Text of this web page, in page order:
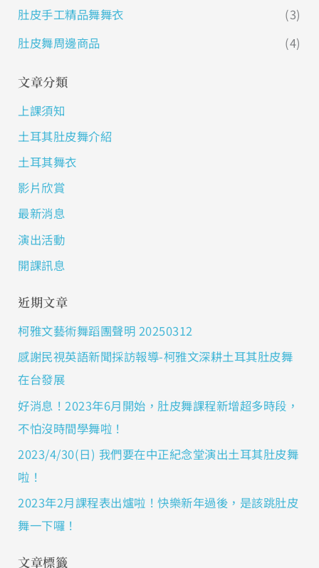
肚皮手工精品舞舞衣
(3)
肚皮舞周邊商品
(4)
文章分類
上課須知
土耳其肚皮舞介紹
土耳其舞衣
影片欣賞
最新消息
演出活動
開課訊息
近期文章
柯雅文藝術舞蹈團聲明 20250312
感謝民視英語新聞採訪報導-柯雅文深耕土耳其肚皮舞
在台發展
好消息！2023年6月開始，肚皮舞課程新增超多時段，
不怕沒時間學舞啦！
2023/4/30(日) 我們要在中正紀念堂演出土耳其肚皮舞
啦！
2023年2月課程表出爐啦！快樂新年過後，是該跳肚皮
舞一下囉！
文章標籤